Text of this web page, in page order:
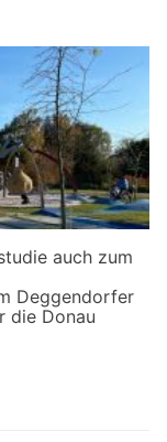
auch zum
Deggendorfer
die Donau